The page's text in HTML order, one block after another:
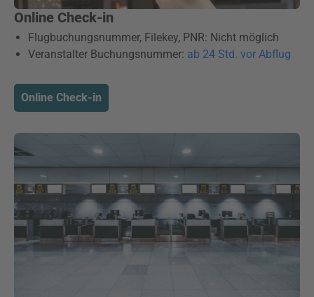
Online Check-in
Flugbuchungsnummer, Filekey, PNR: Nicht möglich
Veranstalter Buchungsnummer: ab 24 Std. vor Abflug
Online Check-in